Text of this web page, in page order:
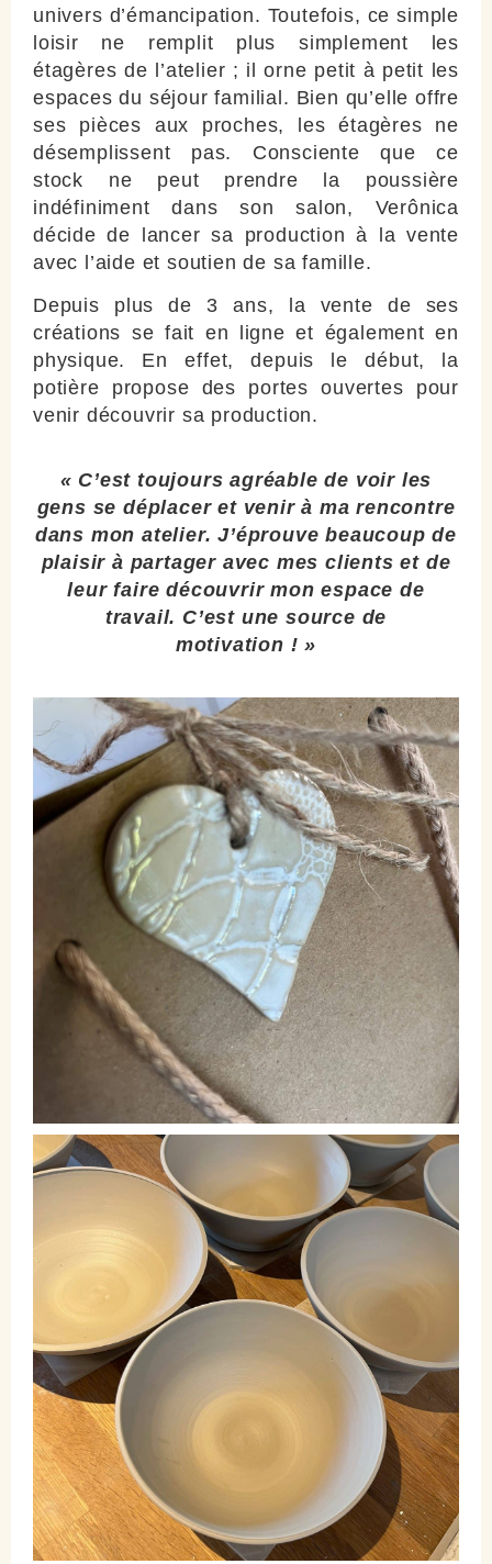
univers d’émancipation. Toutefois, ce simple
loisir ne remplit plus simplement les
étagères de l’atelier ; il orne petit à petit les
espaces du séjour familial. Bien qu’elle offre
ses pièces aux proches, les étagères ne
désemplissent pas. Consciente que ce
stock ne peut prendre la poussière
indéfiniment dans son salon, Verônica
décide de lancer sa production à la vente
avec l’aide et soutien de sa famille.
Depuis plus de 3 ans, la vente de ses
créations se fait en ligne et également en
physique. En effet, depuis le début, la
potière propose des portes ouvertes pour
venir découvrir sa production.
« C’est toujours agréable de voir les
gens se déplacer et venir à ma rencontre
dans mon atelier. J’éprouve beaucoup de
plaisir à partager avec mes clients et de
leur faire découvrir mon espace de
travail. C’est une source de
motivation ! »